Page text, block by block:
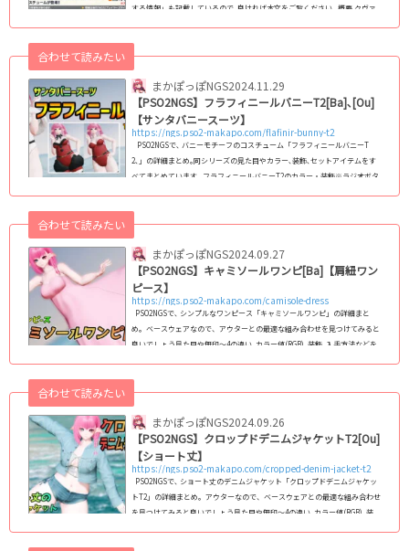
する情報」も記載しているので､良ければ本文をご覧ください｡ 概要 クヴァ
数ボーナスでは、Mo「グライド：エアドライブEX」が入手可能配信期間202
4/11/27(水) 12：00 ～ 2025/1/1(水) 11：00※11月27日定期メンテナンスはあ
りません...まかぽっぽNGS
合わせて読みたい
2024.11.29
【PSO2NGS】フラフィニールバニーT2[Ba]､[Ou]
【サンタバニースーツ】
https://ngs.pso2-makapo.com/flafinir-bunny-t2
PSO2NGSで､ バニーモチーフのコスチューム「フラフィニールバニーT
2､」の詳細まとめ｡同シリーズの見た目やカラー､装飾､セットアイテムをす
べてまとめています｡ フラフィニールバニーT2のカラー・装飾※ラジオボタ
のOFF Ba装飾1のOFF Ba装飾2のOFF カラー変更箇所 ※装飾OFFのラ
ジオボタンは､選択したものより左側...
まかぽっぽNGS
合わせて読みたい
2024.09.27
【PSO2NGS】キャミソールワンピ[Ba]【肩紐ワン
ピース】
https://ngs.pso2-makapo.com/camisole-dress
PSO2NGSで､ シンプルなワンピース「キャミソールワンピ」の詳細まと
め｡ ベースウェアなので、アウターとの最適な組み合わせを見つけてみると
良いでしょう見た目や無印～4の違い､カラー値(RGB)､装飾､入手方法などを
4 通常時 カラー変更箇所 ※装飾OFFのラジオボタンは､選択したもの
より左側のOFFも同時...
まかぽっぽNGS
合わせて読みたい
2024.09.26
【PSO2NGS】クロップドデニムジャケットT2[Ou]
【ショート丈】
https://ngs.pso2-makapo.com/cropped-denim-jacket-t2
PSO2NGSで､ ショート丈のデニムジャケット「クロップドデニムジャケッ
トT2」の詳細まとめ｡ アウターなので、ベースウェアとの最適な組み合わせ
を見つけてみると良いでしょう見た目や無印～4の違い､カラー値(RGB)､装